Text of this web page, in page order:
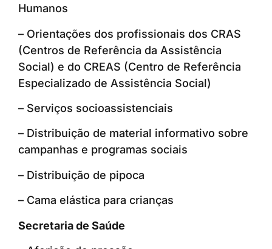
Humanos
– Orientações dos profissionais dos CRAS
(Centros de Referência da Assistência
Social) e do CREAS (Centro de Referência
Especializado de Assistência Social)
– Serviços socioassistenciais
– Distribuição de material informativo sobre
campanhas e programas sociais
– Distribuição de pipoca
– Cama elástica para crianças
Secretaria de Saúde